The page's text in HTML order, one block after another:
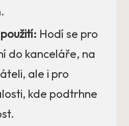
Hodí se pro
do kanceláře, na
ale i pro
kde podtrhne